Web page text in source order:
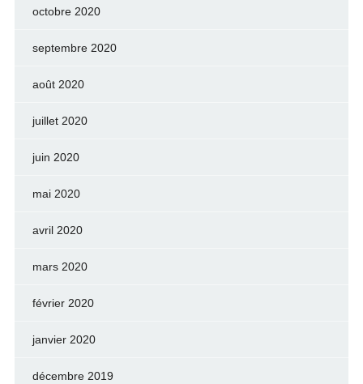
octobre 2020
septembre 2020
août 2020
juillet 2020
juin 2020
mai 2020
avril 2020
mars 2020
février 2020
janvier 2020
décembre 2019